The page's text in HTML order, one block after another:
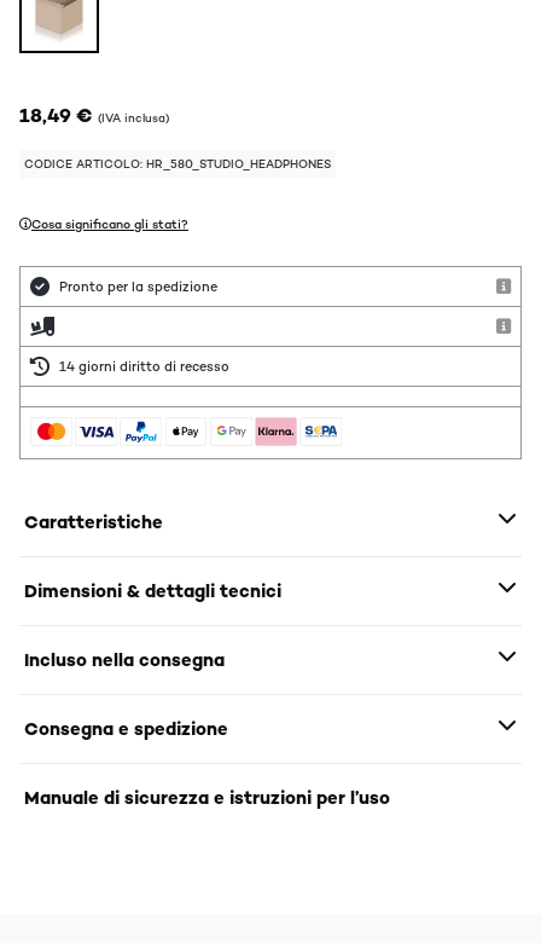
18,49 € (IVA inclusa)
CODICE ARTICOLO: HR_580_STUDIO_HEADPHONES
Cosa significano gli stati?
Pronto per la spedizione
14 giorni diritto di recesso
Caratteristiche
Dimensioni & dettagli tecnici
Incluso nella consegna
Consegna e spedizione
Manuale di sicurezza e istruzioni per l’uso